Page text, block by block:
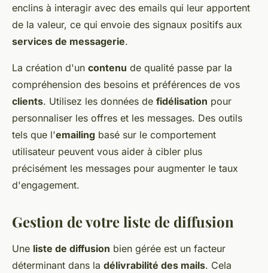
enclins à interagir avec des emails qui leur apportent
de la valeur, ce qui envoie des signaux positifs aux
services de messagerie.
La création d'un contenu de qualité passe par la
compréhension des besoins et préférences de vos
clients. Utilisez les données de fidélisation pour
personnaliser les offres et les messages. Des outils
tels que l'emailing basé sur le comportement
utilisateur peuvent vous aider à cibler plus
précisément les messages pour augmenter le taux
d'engagement.
Gestion de votre liste de diffusion
Une liste de diffusion bien gérée est un facteur
déterminant dans la délivrabilité des mails. Cela